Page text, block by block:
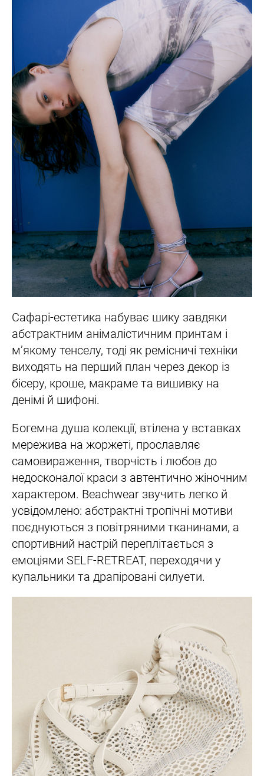
Сафарі-естетика набуває шику завдяки
абстрактним анімалістичним принтам і
м’якому тенселу, тоді як ремісничі техніки
виходять на перший план через декор із
бісеру, кроше, макраме та вишивку на
денімі й шифоні.
Богемна душа колекції, втілена у вставках
мережива на жоржеті, прославляє
самовираження, творчість і любов до
недосконалої краси з автентично жіночним
характером. Beachwear звучить легко й
усвідомлено: абстрактні тропічні мотиви
поєднуються з повітряними тканинами, а
спортивний настрій переплітається з
емоціями SELF-RETREAT, переходячи у
купальники та драпіровані силуети.